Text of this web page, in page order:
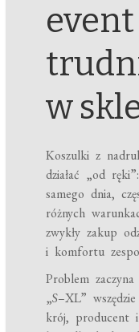
w
Koszulki z
działać „od
samego dnia,
różnych
zwykły zakup
i komfortu
Problem
„S–XL”
krój, producent